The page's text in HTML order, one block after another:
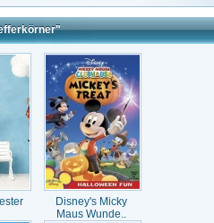
Disney's Micky
Maus Wunde..